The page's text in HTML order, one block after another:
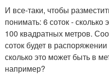
И все-таки, чтобы
понимать: 6 соток - сколько
100 квадратных метров.
соток будет в
сколько это может быть в
например?